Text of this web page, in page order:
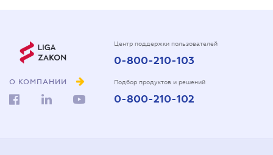
О КОМПАНИИ
Центр поддержки пользователей
0-800-210-103
Подбор продуктов и решений
0-800-210-102